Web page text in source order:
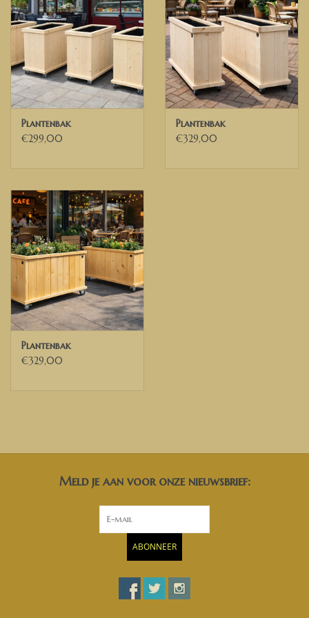
Plantenbak
€299,00
Plantenbak
€329,00
Plantenbak
€329,00
Meld je aan voor onze nieuwsbrief:
ABONNEER